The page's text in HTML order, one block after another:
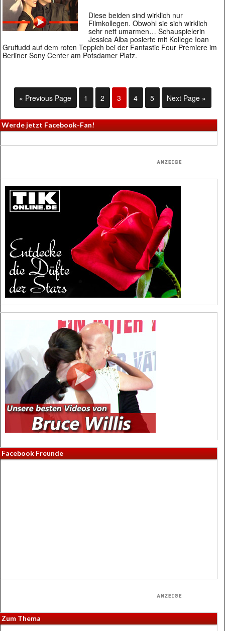
Diese beiden sind wirklich nur
Filmkollegen. Obwohl sie sich wirklich
sehr nett umarmen… Schauspielerin
Jessica Alba posierte mit Kollege Ioan
Gruffudd auf dem roten Teppich bei der Fantastic Four Premiere im
Berliner Sony Center am Potsdamer Platz.
« Previous Page 1 2 3 4 5 Next Page »
Werde jetzt Facebook-Fan!
Facebook Freunde
Zum Thema